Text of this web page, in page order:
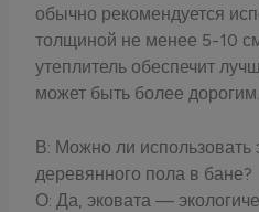
обычно рекомендуется
толщиной не менее 5-10
утеплитель обеспечит
может быть более дорогим.
В: Можно ли использовать
деревянного пола в бане?
О: Да, эковата —